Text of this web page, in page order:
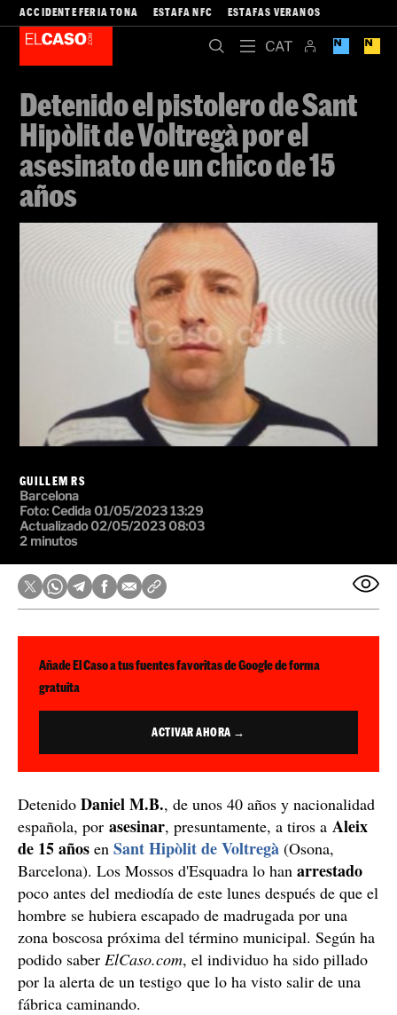
ACCIDENTE FERIA TONA ESTAFA NFC ESTAFAS VERANOS
Detenido el pistolero de Sant
Hipòlit de Voltregà por el
asesinato de un chico de 15
años
GUILLEM RS
Barcelona
Foto:Cedida 01/05/2023 13:29
Actualizado 02/05/2023 08:03
2 minutos
Añade El Caso a tus fuentes favoritas de Google de forma
gratuita
ACTIVAR AHORA →
Detenido Daniel M.B., de unos 40 años y nacionalidad
española, por asesinar, presuntamente, a tiros a Aleix
de 15 años en Sant Hipòlit de Voltregà (Osona,
Barcelona). Los Mossos d'Esquadra lo han arrestado
poco antes del mediodía de este lunes después de que el
hombre se hubiera escapado de madrugada por una
zona boscosa próxima del término municipal. Según ha
podido saber ElCaso.com, el individuo ha sido pillado
por la alerta de un testigo que lo ha visto salir de una
fábrica caminando.